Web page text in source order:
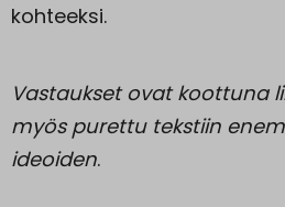
kohteeksi.
Vastaukset ovat koottuna
myös purettu tekstiin
ideoiden.